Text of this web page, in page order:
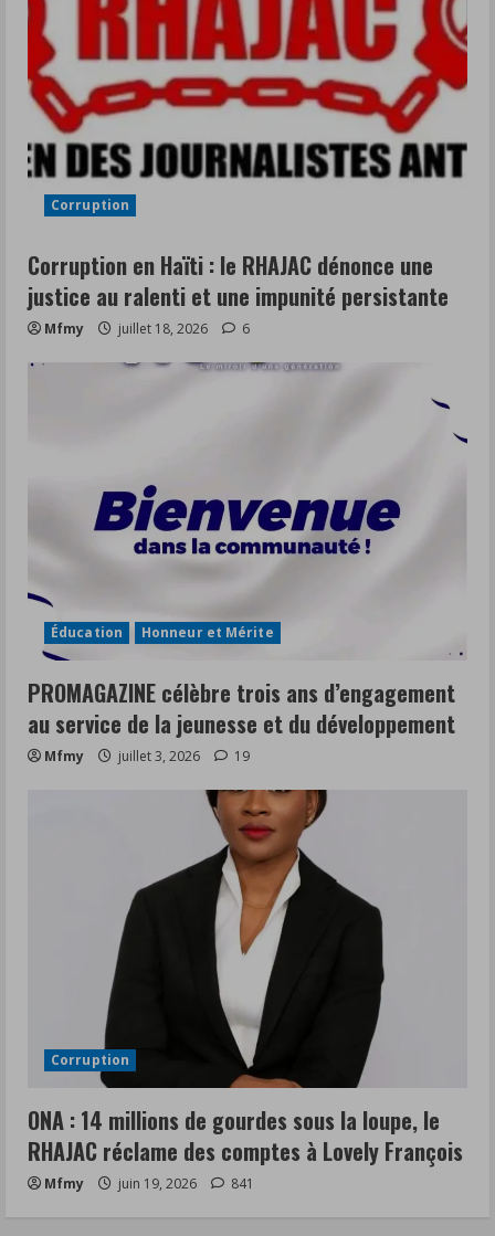
Corruption
Corruption en Haïti : le RHAJAC dénonce une
justice au ralenti et une impunité persistante
Mfmy juillet 18, 2026 6
Éducation Honneur et Mérite
PROMAGAZINE célèbre trois ans d’engagement
au service de la jeunesse et du développement
Mfmy juillet 3, 2026 19
Corruption
ONA : 14 millions de gourdes sous la loupe, le
RHAJAC réclame des comptes à Lovely François
Mfmy juin 19, 2026 841